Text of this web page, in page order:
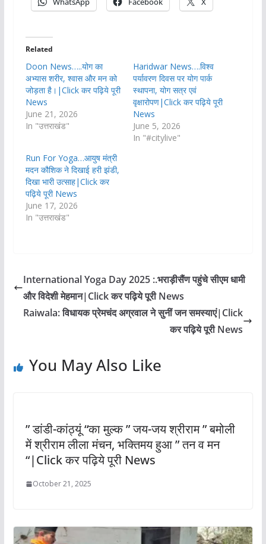
Related
Doon News…..योग का
अभ्यास शरीर, श्वास और मन को
जोड़ता है।|Click कर पढ़िये पूरी
News
June 21, 2026
In "उत्तराखंड"
Haridwar News….विश्व
पर्यावरण दिवस पर योग पार्क
स्थापना, योग सत्र एवं
वृक्षारोपण|Click कर पढ़िये पूरी
News
June 5, 2026
In "#citylive"
Run For Yoga…आयुष मंत्री
मदन कौशिक ने दिखाई हरी झंडी,
दिखा भारी उत्साह|Click कर
पढ़िये पूरी News
June 17, 2026
In "उत्तराखंड"
International Yoga Day 2025 :.भराड़ीसैंण पहुंचे सीएम धामी
और विदेशी मेहमान|Click कर पढ़िये पूरी News
Raiwala: विधायक प्रेमचंद अग्रवाल ने सुनीं जन समस्याएं|Click
कर पढ़िये पूरी News
You May Also Like
” डांडी-कांठ्यूं “का मुल्क ” जय-जय श्रीराम ” बमोली
में श्रीराम लीला मंचन, भक्तिमय हुआ ” तन व मन
“|Click कर पढ़िये पूरी News
October 21, 2025